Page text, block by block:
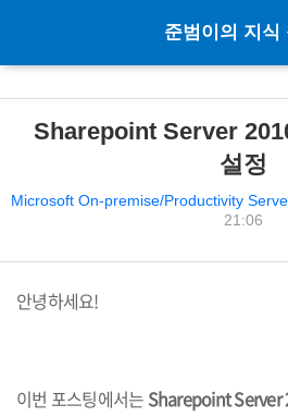
준범이의 지식
Sharepoint Server
설정
Microsoft On-premise/Productivity
21:06
안녕하세요!
이번 포스팅에서는 Sharepoint Server